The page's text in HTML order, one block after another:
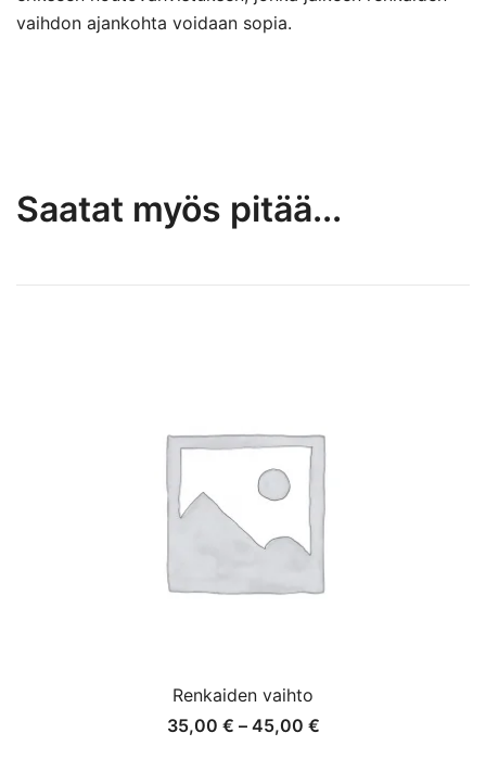
vaihdon ajankohta voidaan sopia.
Saatat myös pitää...
Renkaiden vaihto
35,00 € – 45,00 €Hintaluokka: